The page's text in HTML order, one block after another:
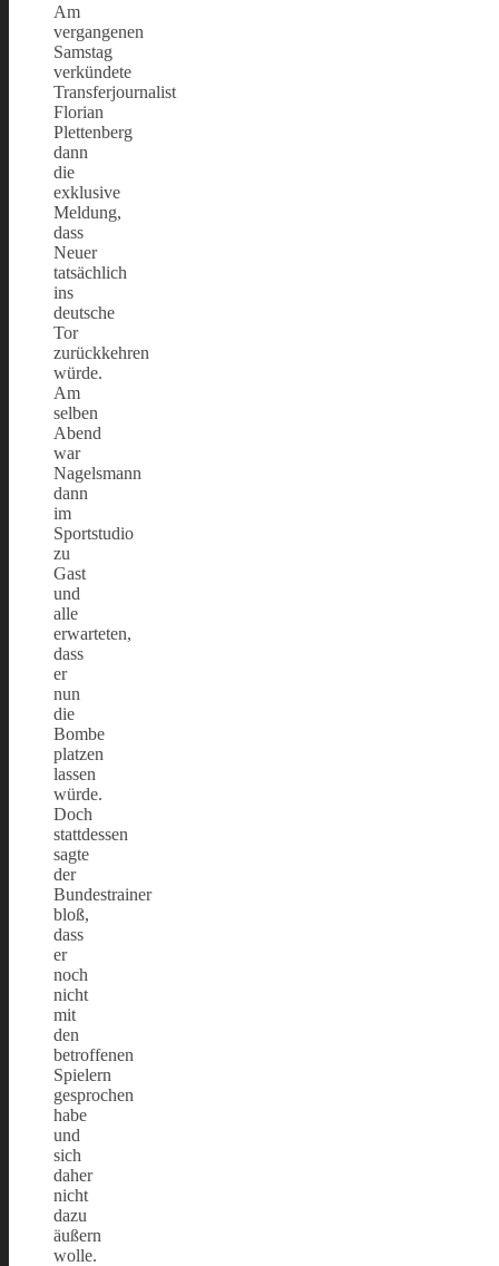
Am
vergangenen
Samstag
verkündete
Transferjournalist
Florian
Plettenberg
dann
die
exklusive
Meldung,
dass
Neuer
tatsächlich
ins
deutsche
Tor
zurückkehren
würde.
Am
selben
Abend
war
Nagelsmann
dann
im
Sportstudio
zu
Gast
und
alle
erwarteten,
dass
er
nun
die
Bombe
platzen
lassen
würde.
Doch
stattdessen
sagte
der
Bundestrainer
bloß,
dass
er
noch
nicht
mit
den
betroffenen
Spielern
gesprochen
habe
und
sich
daher
nicht
dazu
äußern
wolle.